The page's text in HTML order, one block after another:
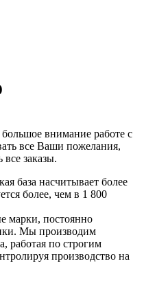
внимание работе с
все Ваши пожелания,
заказы.
база насчитывает более
более, чем в 1 800
марки, постоянно
Мы производим
работая по строгим
производство на